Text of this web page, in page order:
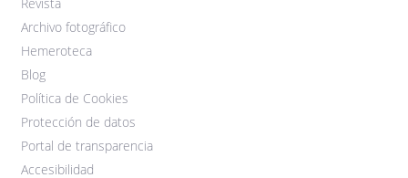
Revista
Archivo fotográfico
Hemeroteca
Blog
Política de Cookies
Protección de datos
Portal de transparencia
Accesibilidad